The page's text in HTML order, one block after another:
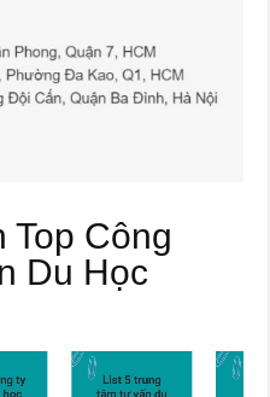
Top Công
Du Học